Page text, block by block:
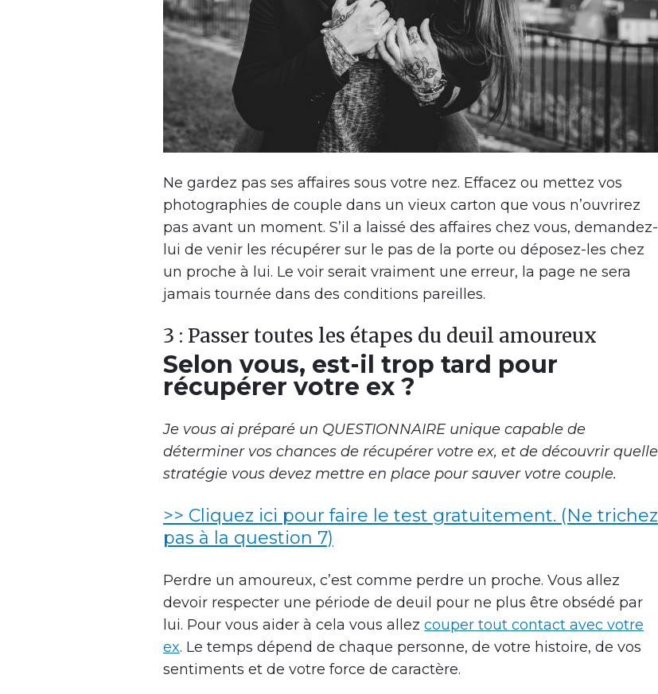
Ne gardez pas ses affaires sous votre nez. Effacez ou mettez vos
photographies de couple dans un vieux carton que vous n’ouvrirez
pas avant un moment. S’il a laissé des affaires chez vous, demandez-
lui de venir les récupérer sur le pas de la porte ou déposez-les chez
un proche à lui. Le voir serait vraiment une erreur, la page ne sera
jamais tournée dans des conditions pareilles.
3 : Passer toutes les étapes du deuil amoureux
Selon vous, est-il trop tard pour
récupérer votre ex ?
Je vous ai préparé un QUESTIONNAIRE unique capable de
déterminer vos chances de récupérer votre ex, et de découvrir quelle
stratégie vous devez mettre en place pour sauver votre couple.
>> Cliquez ici pour faire le test gratuitement. (Ne trichez
pas à la question 7)
Perdre un amoureux, c’est comme perdre un proche. Vous allez
devoir respecter une période de deuil pour ne plus être obsédé par
lui. Pour vous aider à cela vous allez couper tout contact avec votre
ex. Le temps dépend de chaque personne, de votre histoire, de vos
sentiments et de votre force de caractère.